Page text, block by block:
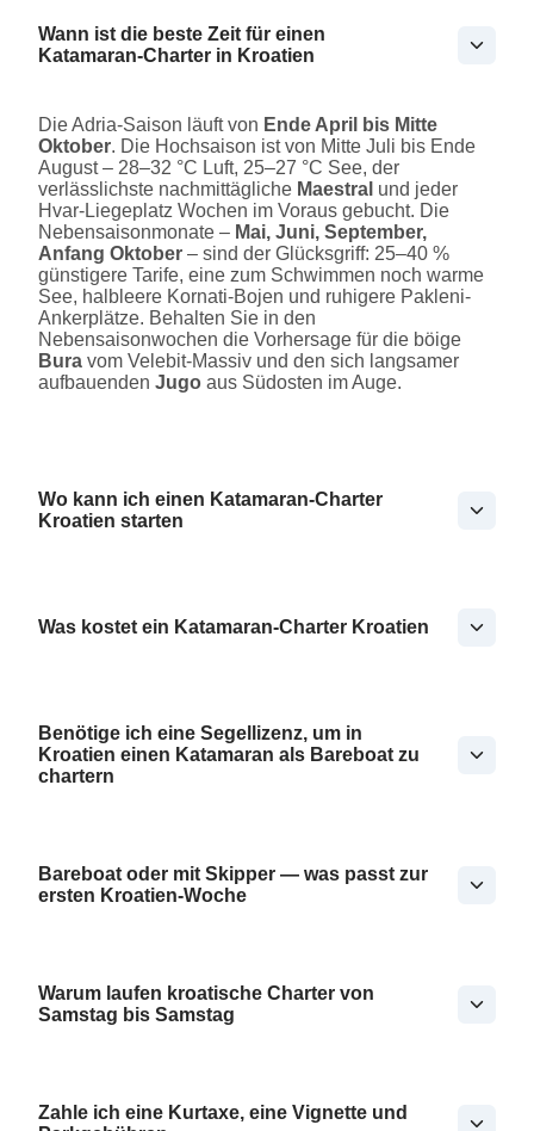
Wann ist die beste Zeit für einen
Katamaran-Charter in Kroatien
Die Adria-Saison läuft von Ende April bis Mitte
Oktober. Die Hochsaison ist von Mitte Juli bis Ende
August – 28–32 °C Luft, 25–27 °C See, der
verlässlichste nachmittägliche Maestral und jeder
Hvar-Liegeplatz Wochen im Voraus gebucht. Die
Nebensaisonmonate – Mai, Juni, September,
Anfang Oktober – sind der Glücksgriff: 25–40 %
günstigere Tarife, eine zum Schwimmen noch warme
See, halbleere Kornati-Bojen und ruhigere Pakleni-
Ankerplätze. Behalten Sie in den
Nebensaisonwochen die Vorhersage für die böige
Bura vom Velebit-Massiv und den sich langsamer
aufbauenden Jugo aus Südosten im Auge.
Wo kann ich einen Katamaran-Charter
Kroatien starten
Was kostet ein Katamaran-Charter Kroatien
Benötige ich eine Segellizenz, um in
Kroatien einen Katamaran als Bareboat zu
chartern
Bareboat oder mit Skipper — was passt zur
ersten Kroatien-Woche
Warum laufen kroatische Charter von
Samstag bis Samstag
Zahle ich eine Kurtaxe, eine Vignette und